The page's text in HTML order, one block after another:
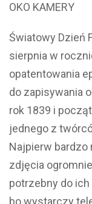
OKO KAMERY
Światowy Dzień
sierpnia w
opatentowania
do zapisywania
rok 1839 i
jednego z
Najpierw bardzo
zdjęcia
potrzebny do
bo wystarczy